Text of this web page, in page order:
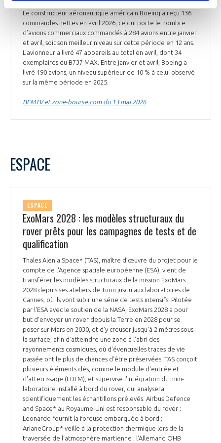
Le constructeur aéronautique américain Boeing a reçu 136
commandes nettes en avril 2026, ce qui porte le nombre
d’avions commerciaux commandés à 284 avions entre janvier
et avril, soit son meilleur niveau sur cette période en 12 ans.
L'avionneur a livré 47 appareils au total en avril, dont 34
exemplaires du B737 MAX. Entre janvier et avril, Boeing a
livré 190 avions, un niveau supérieur de 10 % à celui observé
sur la même période en 2025.
BFMTV et zone-bourse.com du 13 mai 2026
ESPACE
ESPACE
ExoMars 2028 : les modèles structuraux du
rover prêts pour les campagnes de tests et de
qualification
Thales Alenia Space* (TAS), maître d’œuvre du projet pour le
compte de l'Agence spatiale européenne (ESA), vient de
transférer les modèles structuraux de la mission ExoMars
2028 depuis ses ateliers de Turin jusqu'aux laboratoires de
Cannes, où ils vont subir une série de tests intensifs. Pilotée
par l'ESA avec le soutien de la NASA, ExoMars 2028 a pour
but d'envoyer un rover depuis la Terre en 2028 pour se
poser sur Mars en 2030, et d’y creuser jusqu'à 2 mètres sous
la surface, afin d’atteindre une zone à l'abri des
rayonnements cosmiques, où d'éventuelles traces de vie
passée ont le plus de chances d'être préservées. TAS conçoit
plusieurs éléments clés, comme le module d'entrée et
d'atterrissage (EDLM), et supervise l'intégration du mini-
laboratoire installé à bord du rover, qui analysera
scientifiquement les échantillons prélevés. Airbus Defence
and Space* au Royaume-Uni est responsable du rover ;
Leonardo fournit la foreuse embarquée à bord ;
ArianeGroup* veille à la protection thermique lors de la
traversée de l'atmosphère martienne ; l'Allemand OHB